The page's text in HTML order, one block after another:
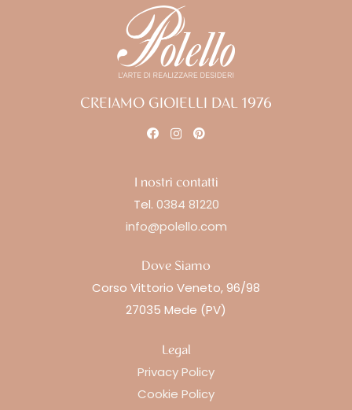
CREIAMO GIOIELLI DAL 1976
I nostri contatti
Tel. 0384 81220
info@polello.com
Dove Siamo
Corso Vittorio Veneto, 96/98
27035 Mede (PV)
Legal
Privacy Policy
Cookie Policy